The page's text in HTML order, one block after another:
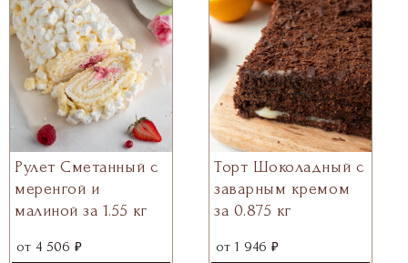
Рулет Сметанный с
меренгой и
малиной за 1.55 кг
от 4 506 ₽
Торт Шоколадный с
заварным кремом
за 0.875 кг
от 1 946 ₽